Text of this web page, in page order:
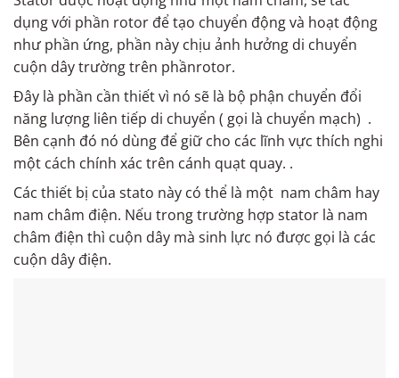
dụng với phần rotor để tạo chuyển động và hoạt động
như phần ứng, phần này chịu ảnh hưởng di chuyển
cuộn dây trường trên phầnrotor.
Đây là phần cần thiết vì nó sẽ là bộ phận chuyển đổi
năng lượng liên tiếp di chuyển ( gọi là chuyển mạch) .
Bên cạnh đó nó dùng để giữ cho các lĩnh vực thích nghi
một cách chính xác trên cánh quạt quay. .
Các thiết bị của stato này có thể là một nam châm hay
nam châm điện. Nếu trong trường hợp stator là nam
châm điện thì cuộn dây mà sinh lực nó được gọi là các
cuộn dây điện.